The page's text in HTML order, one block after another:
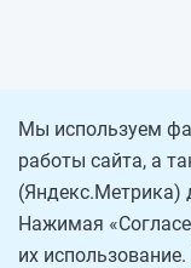
Мы используем
работы сайта, а
(Яндекс.Метрика)
Нажимая
их использование.